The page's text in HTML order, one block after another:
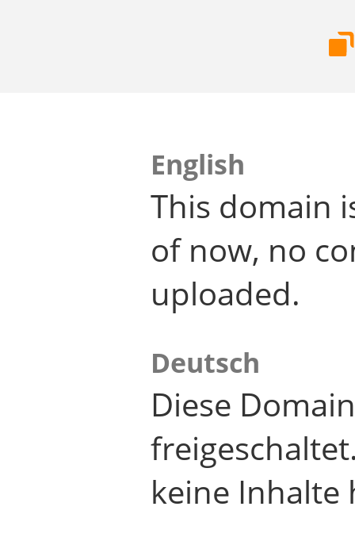
English
This domain
of now, no
uploaded.
Deutsch
Diese
keine Inhalte